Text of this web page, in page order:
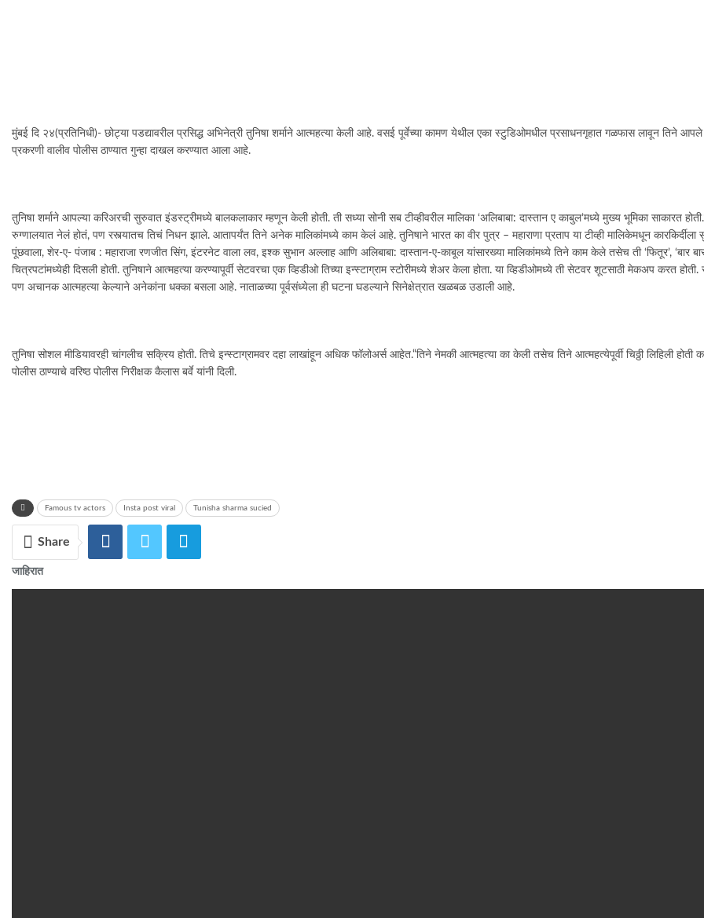
मुंबई दि २४(प्रतिनिधी)- छोट्या पडद्यावरील प्रसिद्ध अभिनेत्री तुनिषा शर्माने आत्महत्या केली आहे. वसई पूर्वेच्या कामण येथील एका स्टुडिओमधील प्रसाधनगृहात गळफास लावून तिने
प्रकरणी वालीव पोलीस ठाण्यात गुन्हा दाखल करण्यात आला आहे.
तुनिषा शर्माने आपल्या करिअरची सुरुवात इंडस्ट्रीमध्ये बालकलाकार म्हणून केली होती. ती सध्या सोनी सब टीव्हीवरील मालिका ‘अलिबाबा: दास्तान ए काबुल’मध्ये मुख्य भूमिका साकारत
रुग्णालयात नेलं होतं, पण रस्त्यातच तिचं निधन झाले. आतापर्यंत तिने अनेक मालिकांमध्ये काम केलं आहे. तुनिषाने भारत का वीर पुत्र – महाराणा प्रताप या टीव्ही मालिकेमधून
पूंछवाला, शेर-ए- पंजाब : महाराजा रणजीत सिंग, इंटरनेट वाला लव, इश्क सुभान अल्लाह आणि अलिबाबा: दास्तान-ए-काबूल यांसारख्या मालिकांमध्ये तिने काम केले तसेच ती ‘फितूर’, ‘बार बार
चित्रपटांमध्येही दिसली होती. तुनिषाने आत्महत्या करण्यापूर्वी सेटवरचा एक व्हिडीओ तिच्या इन्स्टाग्राम स्टोरीमध्ये शेअर केला होता. या व्हिडीओमध्ये ती सेटवर शूटसाठी मेकअप करत
पण अचानक आत्महत्या केल्याने अनेकांना धक्का बसला आहे. नाताळच्या पूर्वसंध्येला ही घटना घडल्याने सिनेक्षेत्रात खळबळ उडाली आहे.
तुनिषा सोशल मीडियावरही चांगलीच सक्रिय होती. तिचे इन्स्टाग्रामवर दहा लाखांहून अधिक फॉलोअर्स आहेत.“तिने नेमकी आत्महत्या का केली तसेच तिने आत्महत्येपूर्वी चिठ्ठी लिहिली होती
पोलीस ठाण्याचे वरिष्ठ पोलीस निरीक्षक कैलास बर्वे यांनी दिली.
Famous tv actors Insta post viral Tunisha sharma sucied
Share
जाहिरात